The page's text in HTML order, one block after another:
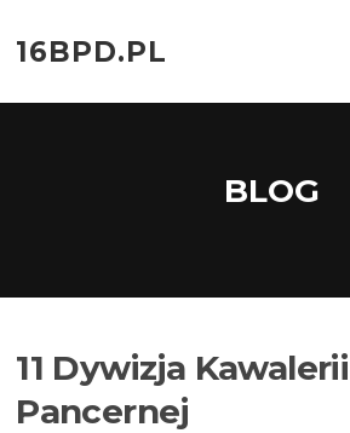
do
treści16BPD.PL
BLOG
11 Dywizja Kawalerii
Pancernej